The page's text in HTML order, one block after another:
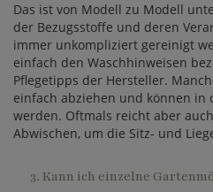
Das ist von Modell zu Modell
der Bezugsstoffe und deren
immer unkompliziert gereinigt
einfach den Waschhinweisen
Pflegetipps der Hersteller.
einfach abziehen und können in
werden. Oftmals reicht aber
Abwischen, um die Sitz- und
3. Kann ich einzelne